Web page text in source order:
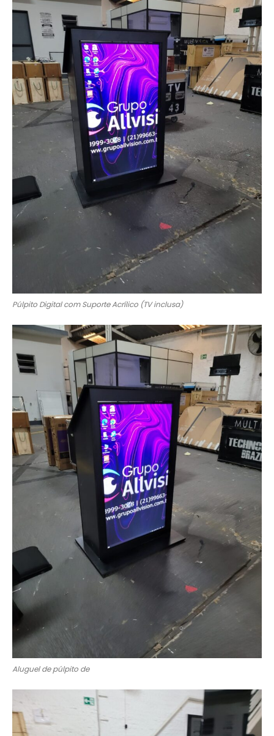
Púlpito Digital com Suporte Acrílico (TV inclusa)
Aluguel de púlpito de